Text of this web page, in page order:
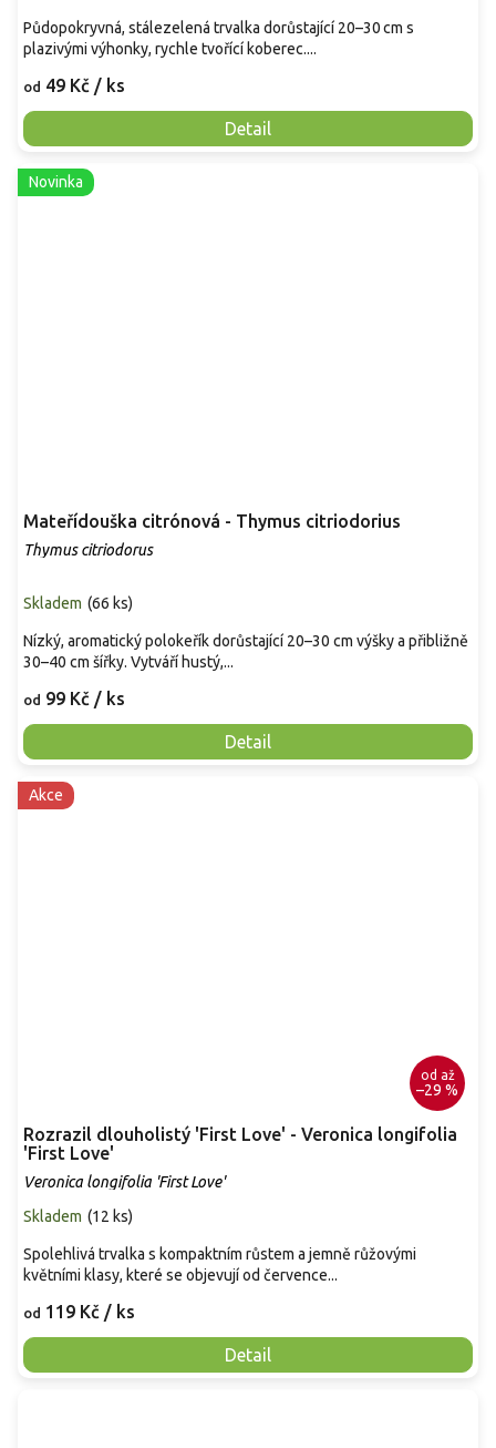
od 49 Kč / ks
Detail
Půdopokryvná, stálezelená trvalka dorůstající 20–30 cm s
plazivými výhonky, rychle tvořící koberec....
Novinka
Mateřídouška citrónová - Thymus citriodorius
Thymus citriodorus
Skladem (66 ks)
od 99 Kč / ks
Detail
Nízký, aromatický polokeřík dorůstající 20–30 cm výšky a přibližně
30–40 cm šířky. Vytváří hustý,...
Akce
od až
–29 %
Rozrazil dlouholistý 'First Love' - Veronica longifolia
'First Love'
Veronica longifolia 'First Love'
Skladem (12 ks)
od 119 Kč / ks
Detail
Spolehlivá trvalka s kompaktním růstem a jemně růžovými
květními klasy, které se objevují od července...